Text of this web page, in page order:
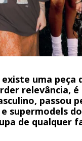
existe uma peça
relevância,
passou
e supermodels
de qualquer